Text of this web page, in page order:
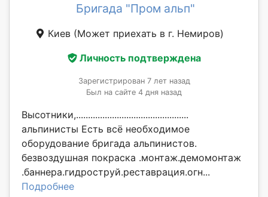
Бригада "Пром альп"
Киев (Может приехать в г. Немиров)
Личность подтверждена
Зарегистрирован 7 лет назад
Был на сайте 4 дня назад
Высотники,...............................................
альпинисты Есть всё необходимое
оборудование бригада альпинистов.
безвоздушная покраска .монтаж.демомонтаж
.баннера.гидроструй.реставрация.огн...
Подробнее